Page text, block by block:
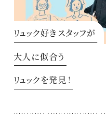
リュック好きスタッフが
大人に似合う
リュックを発見！